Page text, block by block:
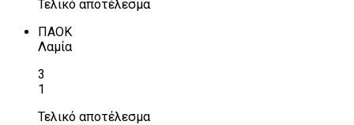
Τελικό αποτέλεσμα
ΠΑΟΚ
Λαμία
3
1
Τελικό αποτέλεσμα